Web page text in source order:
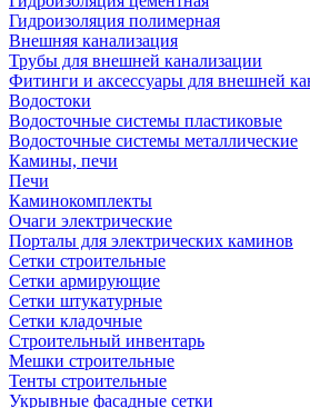
Гидроизоляция полимерная
Внешняя канализация
Трубы для внешней канализации
Фитинги и аксессуары для внешней
Водостоки
Водосточные системы пластиковые
Водосточные системы металлические
Камины, печи
Печи
Каминокомплекты
Очаги электрические
Порталы для электрических каминов
Сетки строительные
Сетки армирующие
Сетки штукатурные
Сетки кладочные
Строительный инвентарь
Мешки строительные
Тенты строительные
Укрывные фасадные сетки